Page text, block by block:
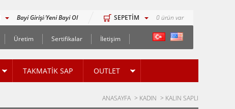
Bayi Girişi/Yeni Bayi Ol SEPETİM 0ürün var
Üretim Sertifikalar İletişim
TAKMATİK SAP OUTLET
ANASAYFA > KADIN > KALIN SAPLI